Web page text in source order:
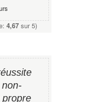
4,67 sur 5)
non-
propre